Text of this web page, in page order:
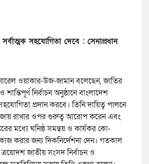
সর্বাত্মক সহযোগিতা দেবে : সেনাপ্রধান
ওয়াকার-উজ-জামান বলেছেন, জাতির
নির্বাচন অনুষ্ঠানে বাংলাদেশ
প্রদান করবে। তিনি দায়িত্ব পালনে
রাখার ওপর গুরুত্ব আরোপ করেন এবং
মধ্যে ঘনিষ্ঠ সমন্বয় ও কার্যকর কো-
করার জন্য দিকনির্দেশনা দেন। গতকাল
ত্রয়োদশ জাতীয় সংসদ নির্বাচন ও